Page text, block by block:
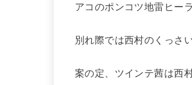
アコのポンコツ地雷ヒー
別れ際では西村のくっさ
案の定、ツインテ茜は西